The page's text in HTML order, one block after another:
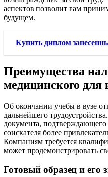
аспектов позволит вам
будущем.
Купить диплом
Преимущества
медицинского для
Об окончании учебы в вузе
дальнейшего
документа,
соискателя более
Компаниям требуется
может продемонстрировать
Готовый образец и его